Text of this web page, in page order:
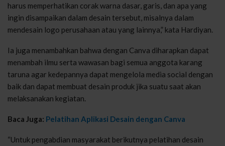
harus memperhatikan corak warna dasar, garis, dan apa yang
ingin disampaikan dalam desain tersebut, misalnya dalam
mendesain logo perusahaan atau yang lainnya,” kata Hardiyan.
Ia juga menambahkan bahwa dengan Canva diharapkan dapat
menambah ilmu serta wawasan bagi semua anggota karang
taruna agar kedepannya dapat mengelola media social dengan
baik dan dapat membuat desain produk jika suatu saat akan
melaksanakan kegiatan.
Baca Juga: Pelatihan Aplikasi Desain dengan Canva
“Untuk pengabdian masyarakat berikutnya pelatihan desain